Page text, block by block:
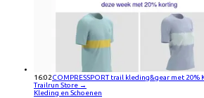
16:02COMPRESSPORT trail kleding&gear met 20%
Trailrun Store →
Kleding en Schoenen